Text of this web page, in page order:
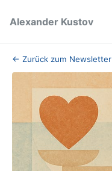
Alexander Kustov
← Zurück zum Newsletter